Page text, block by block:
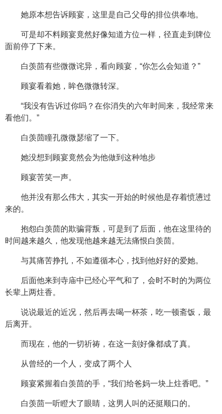
她原本想告诉顾宴，这里是自己父母的排位供奉地。
可是却不料顾宴竟然好像知道方位一样，径直走到牌位
面前停了下来。
白羡茴有些微微诧异，看向顾宴，“你怎么会知道？”
顾宴看着她，眸色微微转深。
“我没有告诉过你吗？在你消失的六年时间来，我经常来
看他们。”
白羡茴瞳孔微微瑟缩了一下。
她没想到顾宴竟然会为他做到这种地步
顾宴苦笑一声。
他并没有那么伟大，其实一开始的时候他是存着愤懑过
来的。
抱怨白羡茴的欺骗背叛，可是到了后面，他在这里待的
时间越来越久，他发现他越来越无法痛恨白羡茴。
与其痛苦挣扎，不如遵循本心，找到他好好的爱她。
后面他来到寺庙中已经心平气和了，会时不时的为两位
长辈上两炷香。
说说最近的近况，然后再去喝一杯茶，吃一顿斋饭，最
后离开。
而现在，他的一切祈祷，在这一刻好像都成了真。
从曾经的一个人，变成了两个人
顾宴紧握着白羡茴的手，“我们给爸妈一块上炷香吧。”
白羡茴一听瞪大了眼睛，这男人叫的还挺顺口的。